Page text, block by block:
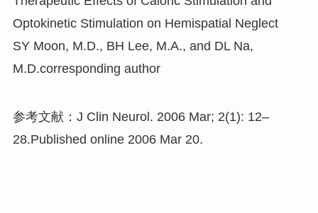
Optokinetic Stimulation on Hemispatial Neglect
SY Moon, M.D., BH Lee, M.A., and DL Na,
M.D.corresponding author
参考文献：J Clin Neurol. 2006 Mar; 2(1): 12–
28.Published online 2006 Mar 20.